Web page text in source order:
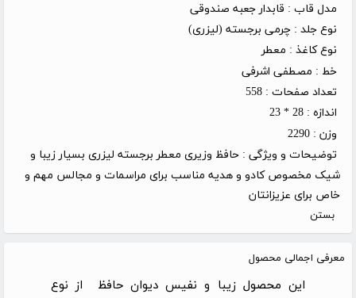
مدل قاب : قابدار جعبه صندوقی
نوع جلد : چرمی برجسته (لیزری)
نوع کاغذ : معطر
خط : مصطفی اشرفی
تعداد صفحات : 558
اندازه : 28 * 23
وزن : 2290
توضیحات و ویژگی : حافظ وزیری معطر برجسته لیزری بسیار زیبا و
شیک مخصوص کادو و هدیه مناسب برای مراسمات و مجالس مهم و
خاص برای عزیزانتان
بستن
معرفی اجمالی محصول
این محصول زیبا و نفیس دیوان حافظ از نوع